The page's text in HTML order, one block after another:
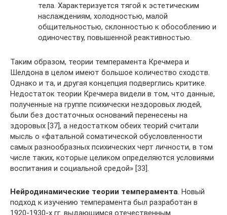
тела. Характеризуется тягой к эстетическим
наслаждениям, холодностью, малой
общительностью, склонностью к обособлению и
одиночеству, повышенной реактивностью.
Таким образом, теории темперамента Кречмера и
Шелдона в целом имеют большое количество сходств.
Однако и та, и другая концепция подверглись критике.
Недостаток теории Кречмера видели в том, что данные,
полученные на группе психически нездоровых людей,
были без достаточных оснований перенесены на
здоровых [37], а недостатком обеих теорий считали
мысль о «фатальной соматической обусловленности
самых разнообразных психических черт личности, в том
числе таких, которые целиком определяются условиями
воспитания и социальной средой» [33].
Нейродинамические теории темперамента . Новый
подход к изучению темперамента был разработан в
1920-1930-х гг. выдающимся отечественным